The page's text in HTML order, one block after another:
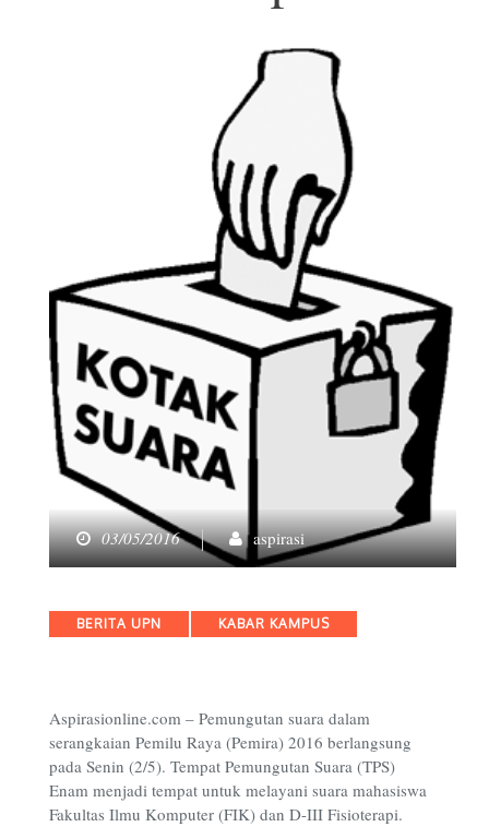
03/05/2016 aspirasi
Categories
BERITA UPN KABAR KAMPUS
Aspirasionline.com – Pemungutan suara dalam
serangkaian Pemilu Raya (Pemira) 2016 berlangsung
pada Senin (2/5). Tempat Pemungutan Suara (TPS)
Enam menjadi tempat untuk melayani suara mahasiswa
Fakultas Ilmu Komputer (FIK) dan D-III Fisioterapi.